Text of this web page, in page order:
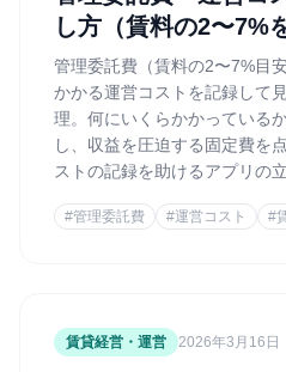
し方（賃料の2〜7%
管理委託費（賃料の2〜7%目
かかる運営コストを記録して
理。何にいくらかかっている
し、収益を圧迫する固定費を
ストの記録を助けるアプリの
#管理委託費 #運営コスト #
賃貸経営・運営 2026年3月16日